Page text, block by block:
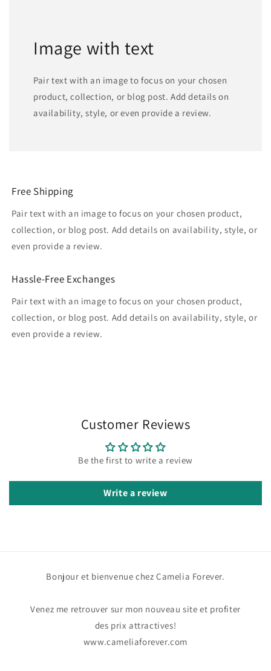
Image with text
Pair text with an image to focus on your chosen
product, collection, or blog post. Add details on
availability, style, or even provide a review.
Free Shipping
Pair text with an image to focus on your chosen product,
collection, or blog post. Add details on availability, style, or
even provide a review.
Hassle-Free Exchanges
Pair text with an image to focus on your chosen product,
collection, or blog post. Add details on availability, style, or
even provide a review.
Customer Reviews
Be the first to write a review
Write a review
Bonjour et bienvenue chez Camelia Forever.
Venez me retrouver sur mon nouveau site et profiter
des prix attractives!
www.cameliaforever.com